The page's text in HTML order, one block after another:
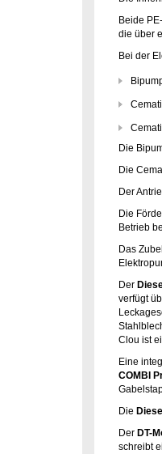
Beide
die über
Bei der
Die
Die
Der
Die
Betrieb
Das
Der
verfügt
Clou ist
Eine
COMBI
Die
Der DT-
schreibt